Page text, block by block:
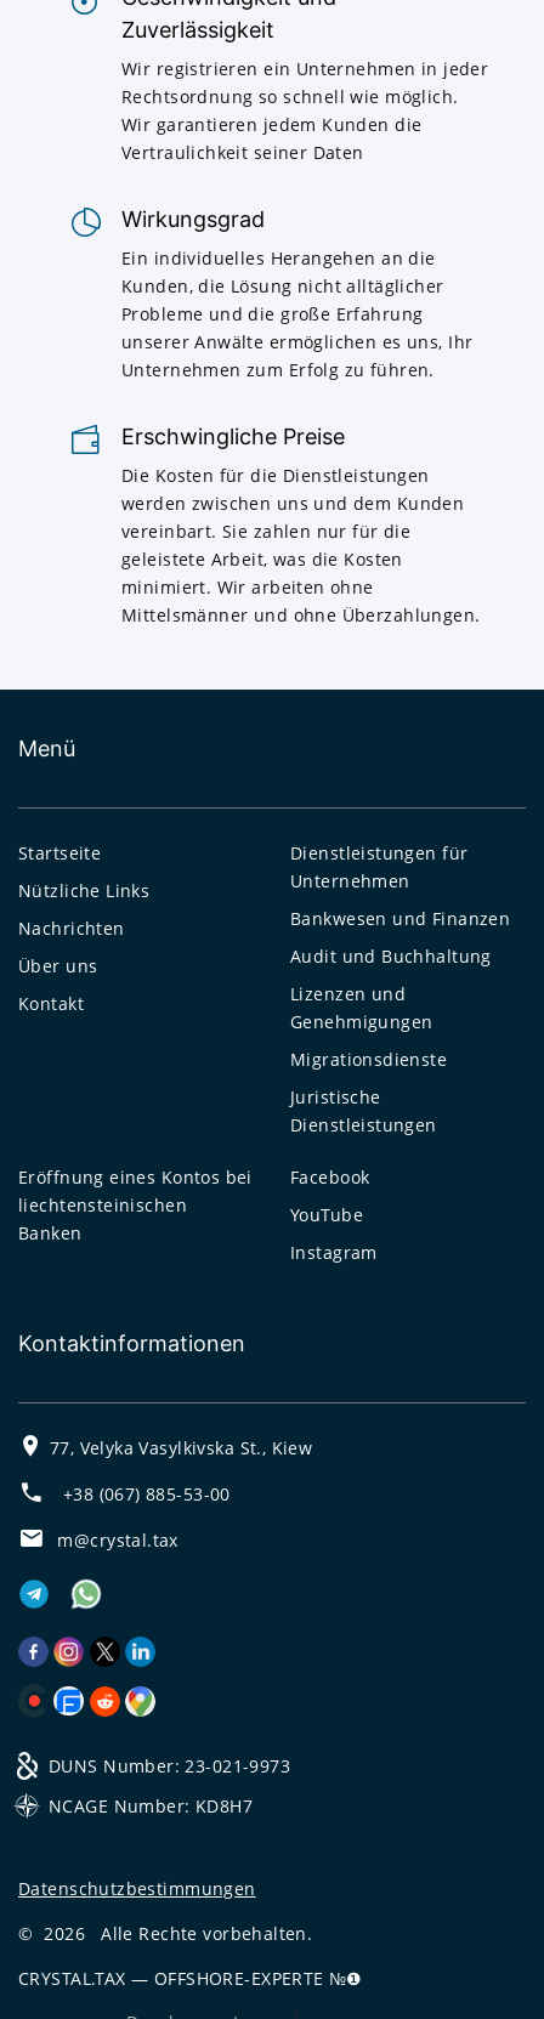
Zuverlässigkeit
Wir registrieren ein Unternehmen in jeder
Rechtsordnung so schnell wie möglich.
Wir garantieren jedem Kunden die
Vertraulichkeit seiner Daten
Wirkungsgrad
Ein individuelles Herangehen an die
Kunden, die Lösung nicht alltäglicher
Probleme und die große Erfahrung
unserer Anwälte ermöglichen es uns, Ihr
Unternehmen zum Erfolg zu führen.
Erschwingliche Preise
Die Kosten für die Dienstleistungen
werden zwischen uns und dem Kunden
vereinbart. Sie zahlen nur für die
geleistete Arbeit, was die Kosten
minimiert. Wir arbeiten ohne
Mittelsmänner und ohne Überzahlungen.
Menü
Startseite
Nützliche Links
Nachrichten
Über uns
Kontakt
Dienstleistungen für
Unternehmen
Bankwesen und Finanzen
Audit und Buchhaltung
Lizenzen und
Genehmigungen
Migrationsdienste
Juristische
Dienstleistungen
Eröffnung eines Kontos bei
liechtensteinischen
Banken
Facebook
YouTube
Instagram
Kontaktinformationen
77, Velyka Vasylkivska St., Kiew
+38 (067) 885-53-00
m@crystal.tax
DUNS Number: 23-021-9973
NCAGE Number: KD8H7
Datenschutzbestimmungen
© 2026
Alle Rechte vorbehalten.
CRYSTAL.TAX — OFFSHORE-EXPERTE №❶